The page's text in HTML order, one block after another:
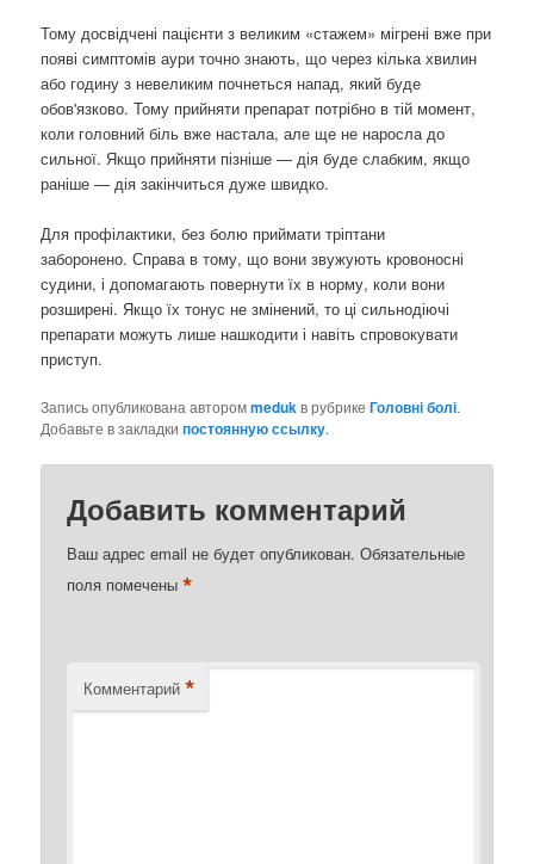
Тому досвідчені пацієнти з великим «стажем» мігрені вже при
появі симптомів аури точно знають, що через кілька хвилин
або годину з невеликим почнеться напад, який буде
обов'язково. Тому прийняти препарат потрібно в тій момент,
коли головний біль вже настала, але ще не наросла до
сильної. Якщо прийняти пізніше — дія буде слабким, якщо
раніше — дія закінчиться дуже швидко.
Для профілактики, без болю приймати тріптани
заборонено. Справа в тому, що вони звужують кровоносні
судини, і допомагають повернути їх в норму, коли вони
розширені. Якщо їх тонус не змінений, то ці сильнодіючі
препарати можуть лише нашкодити і навіть спровокувати
приступ.
Запись опубликована авторомmedukв рубрикеГоловні болі.
Добавьте в закладкипостоянную ссылку.
Добавить комментарий
Ваш адрес email не будет опубликован. Обязательные
поля помечены*
Комментарий *